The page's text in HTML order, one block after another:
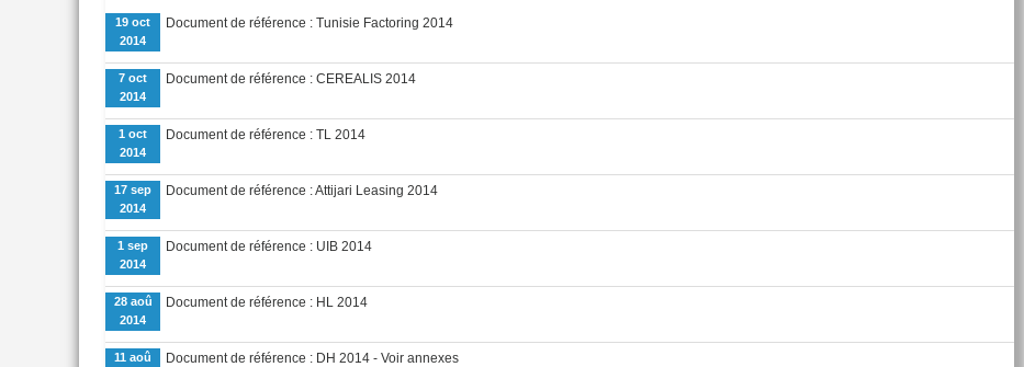
19 oct
2014
Document de référence : Tunisie Factoring 2014
7 oct
2014
Document de référence : CEREALIS 2014
1 oct
2014
Document de référence : TL 2014
17 sep
2014
Document de référence : Attijari Leasing 2014
1 sep
2014
Document de référence : UIB 2014
28 aoû
2014
Document de référence : HL 2014
11 aoû
Document de référence : DH 2014 - Voir annexes